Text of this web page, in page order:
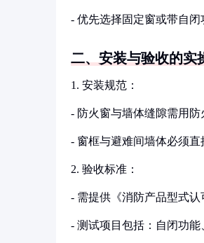
- 优先选择固定窗或带自
二、安装与验收的实
1. 安装规范：
- 防火窗与墙体缝隙需用防
- 窗框与避难间墙体必须直
2. 验收标准：
- 需提供《消防产品型式认
- 测试项目包括：自闭功能